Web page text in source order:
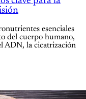
esenciales
del cuerpo humano,
ADN, la cicatrización